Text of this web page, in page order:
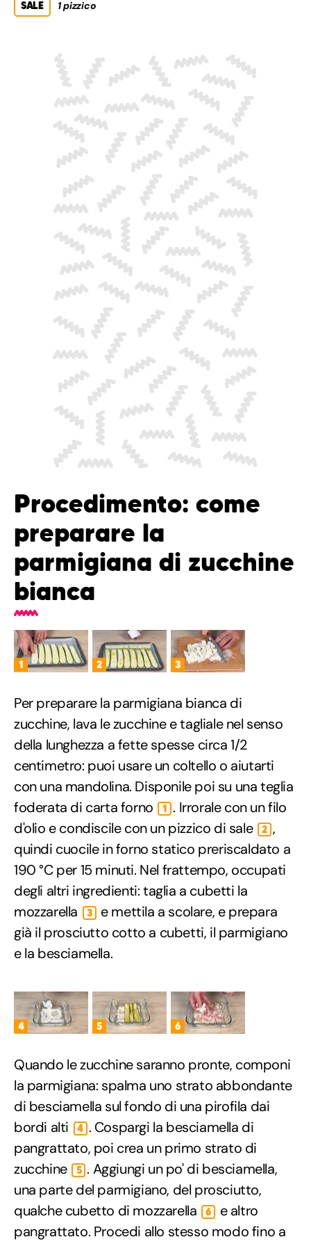
SALE 1 pizzico
Procedimento: come
preparare la
parmigiana di zucchine
bianca
1 2 3
Per preparare la parmigiana bianca di
zucchine, lava le zucchine e tagliale nel senso
della lunghezza a fette spesse circa 1/2
centimetro: puoi usare un coltello o aiutarti
con una mandolina. Disponile poi su una teglia
foderata di carta forno
1 . Irrorale con un filo
d'olio e condiscile con un pizzico di sale
2 ,
quindi cuocile in forno statico preriscaldato a
190 °C per 15 minuti. Nel frattempo, occupati
degli altri ingredienti: taglia a cubetti la
mozzarella
3
e mettila a scolare, e prepara
già il prosciutto cotto a cubetti, il parmigiano
e la besciamella.
4 5 6
Quando le zucchine saranno pronte, componi
la parmigiana: spalma uno strato abbondante
di besciamella sul fondo di una pirofila dai
bordi alti
4 . Cospargi la besciamella di
pangrattato, poi crea un primo strato di
zucchine
5 . Aggiungi un po' di besciamella,
una parte del parmigiano, del prosciutto,
qualche cubetto di mozzarella
6
e altro
pangrattato. Procedi allo stesso modo fino a